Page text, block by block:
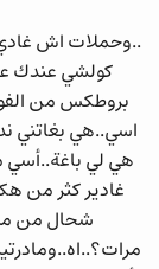
..وحملات اش
كولشي عندك
بروطكس من
اسي..هي بغاتني
هي لي باغة..أسي
غادير كثر من
شحال من